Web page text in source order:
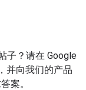
子？请在 Google
并向我们的产品
案。